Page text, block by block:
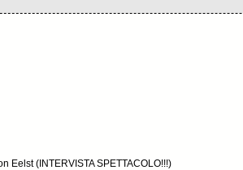
Eelst (INTERVISTA SPETTACOLO!!!)